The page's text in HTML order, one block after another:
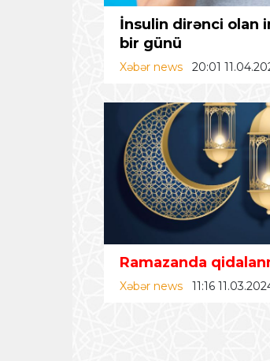
İnsulin dirənci olan
bir günü
Xəbər news 20:01
Ramazanda
Xəbər news 11:16